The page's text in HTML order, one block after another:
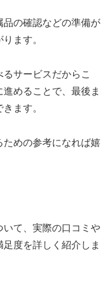
の確認などの準備が
ます。
サービスだからこ
めることで、最後ま
ます。
めの参考になれば嬉
いて、実際の口コミや
度を詳しく紹介しま